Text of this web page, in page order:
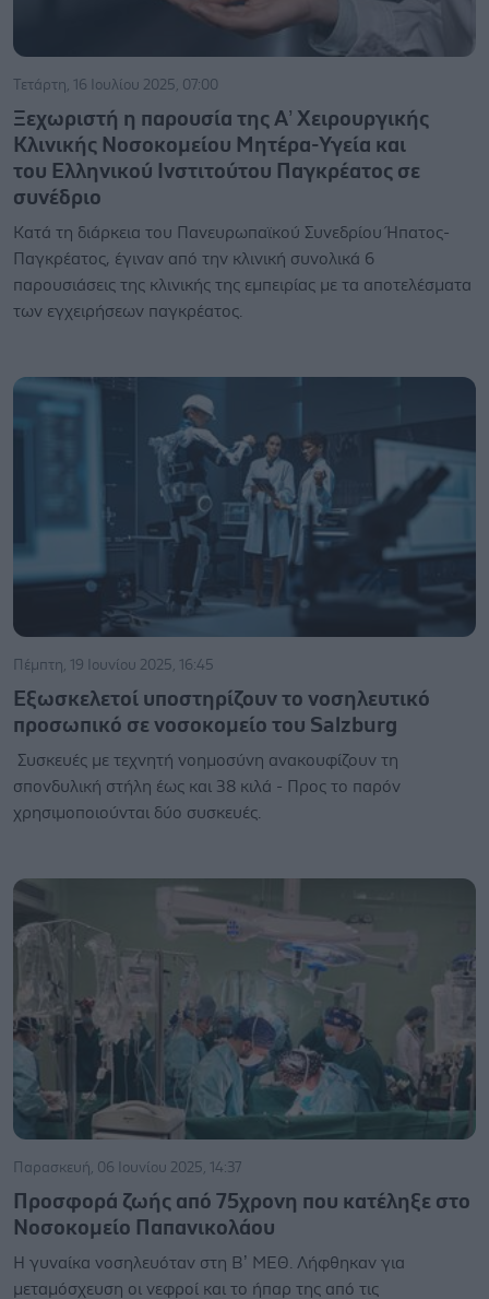
Τετάρτη, 16 Ιουλίου 2025, 07:00
Ξεχωριστή η παρουσία της Α’ Χειρουργικής
Κλινικής Νοσοκομείου Μητέρα-Υγεία και
του Ελληνικού Ινστιτούτου Παγκρέατος σε
συνέδριο
Κατά τη διάρκεια του Πανευρωπαϊκού Συνεδρίου Ήπατος-
Παγκρέατος, έγιναν από την κλινική συνολικά 6
παρουσιάσεις της κλινικής της εμπειρίας με τα αποτελέσματα
των εγχειρήσεων παγκρέατος.
Πέμπτη, 19 Ιουνίου 2025, 16:45
Εξωσκελετοί υποστηρίζουν το νοσηλευτικό
προσωπικό σε νοσοκομείο του Salzburg
Συσκευές με τεχνητή νοημοσύνη ανακουφίζουν τη
σπονδυλική στήλη έως και 38 κιλά - Προς το παρόν
χρησιμοποιούνται δύο συσκευές.
Παρασκευή, 06 Ιουνίου 2025, 14:37
Προσφορά ζωής από 75χρονη που κατέληξε στο
Νοσοκομείο Παπανικολάου
Η γυναίκα νοσηλευόταν στη Β’ ΜΕΘ. Λήφθηκαν για
μεταμόσχευση οι νεφροί και το ήπαρ της από τις